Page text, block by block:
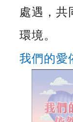
處遇，共
環境。
我們的愛